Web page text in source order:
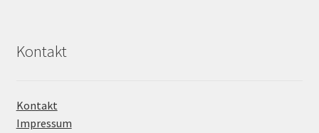
Kontakt
Kontakt
Impressum